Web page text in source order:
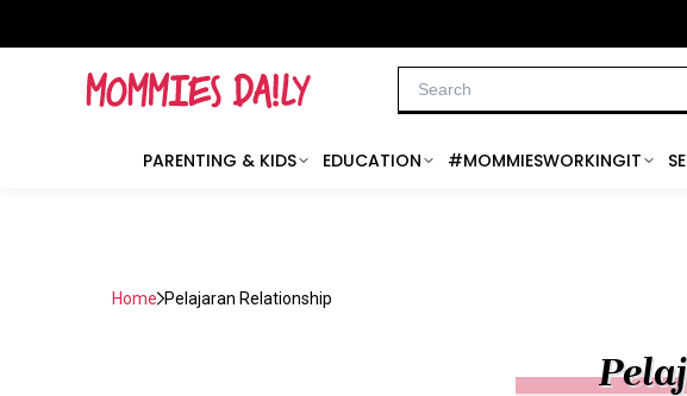
PARENTING & KIDS EDUCATION #MOMMIESWORKINGIT
Home Pelajaran Relationship